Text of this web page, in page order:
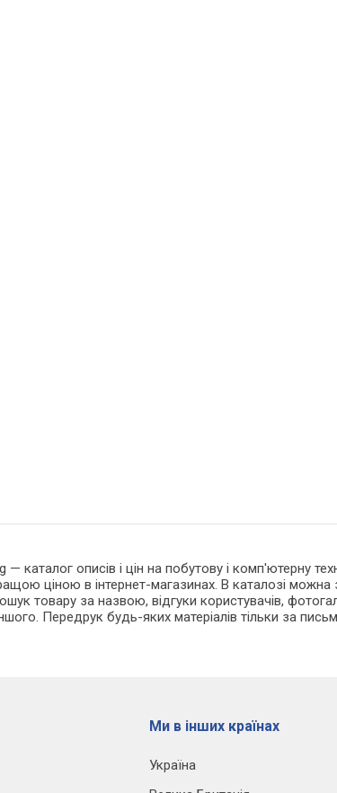
— каталог описів і цін на побутову і комп'ютерну
ціною в інтернет-магазинах. В каталозі
товару за назвою, відгуки користувачів,
Передрук будь-яких матеріалів тільки за
Ми в інших країнах
Україна